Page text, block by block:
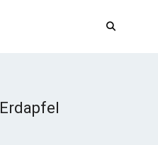
Erdapfel